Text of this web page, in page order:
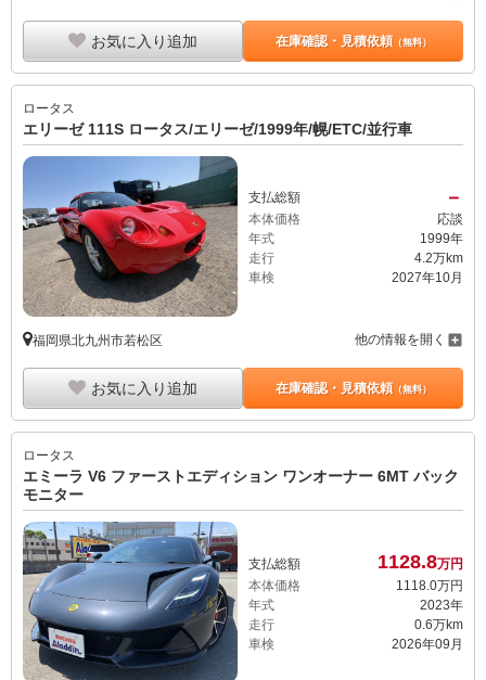
お気に入り追加 在庫確認・見積依頼（無料）
ロータス
エリーゼ 111S ロータス/エリーゼ/1999年/幌/ETC/並行車
支払総額 －
本体価格
応談
年式
1999年
走行
4.2万km
車検
2027年10月
福岡県北九州市若松区 他の情報を開く
お気に入り追加 在庫確認・見積依頼（無料）
ロータス
エミーラ V6 ファーストエディション ワンオーナー 6MT バック
モニター
支払総額 1128.8万円
本体価格
1118.0万円
年式
2023年
走行
0.6万km
車検
2026年09月